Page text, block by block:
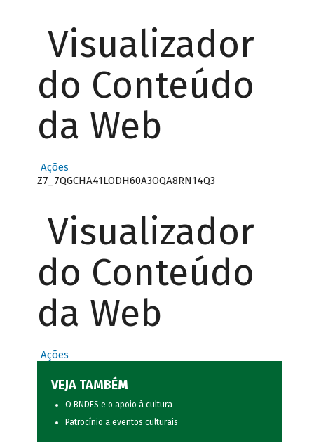
Visualizador
do Conteúdo
da Web
Ações
Z7_7QGCHA41LODH60A3OQA8RN14Q3
Visualizador
do Conteúdo
da Web
Ações
VEJA TAMBÉM
O BNDES e o apoio à cultura
Patrocínio a eventos culturais